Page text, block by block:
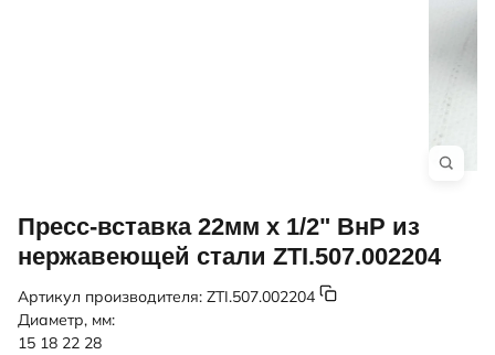
Пресс-вставка 22мм х 1/2" ВнР из
нержавеющей стали ZTI.507.002204
Артикул производителя: ZTI.507.002204
Диаметр, мм:
15 18 22 28